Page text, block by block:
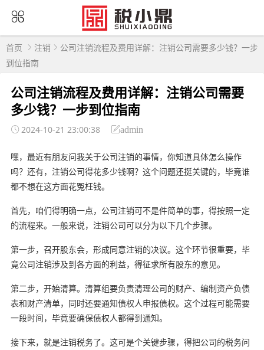
首页 注销
公司注销流程及费用详解：注销公司需要多少钱？一步
到位指南
公司注销流程及费用详解：注销公司需要
多少钱？一步到位指南
2024-10-21 23:00:38 admin
嘿，最近有朋友问我关于公司注销的事情，你知道具体怎么操作
吗？还有，注销公司得花多少钱啊？这个问题还挺关键的，毕竟谁
都不想在这方面花冤枉钱。
首先，咱们得明确一点，公司注销可不是件简单的事，得按照一定
的流程来。一般来说，注销公司可以分为以下几个步骤。
第一步，召开股东会，形成同意注销的决议。这个环节很重要，毕
竟公司注销涉及到各方面的利益，得征求所有股东的意见。
第二步，开始清算。清算组要负责清理公司的财产、编制资产负债
表和财产清单，同时还要通知债权人申报债权。这个过程可能需要
一段时间，毕竟要确保债权人都得到通知。
接下来，就是注销税务了。这可是个关键步骤，得把公司的税务问